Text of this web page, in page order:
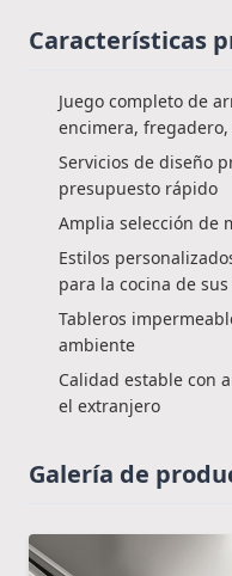
Características
Juego completo de
encimera,
Servicios de diseño
presupuesto rápido
Amplia selección de
Estilos
para la cocina de
Tableros
ambiente
Calidad estable con
el extranjero
Galería de